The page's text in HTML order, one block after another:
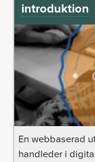
introduktion
En webbaserad
handleder i